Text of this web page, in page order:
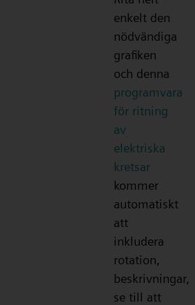
enkelt den
nödvändiga
grafiken
och denna
programvara
för ritning
av
elektriska
kretsar
kommer
automatiskt
att
inkludera
rotation,
beskrivningar,
se till att